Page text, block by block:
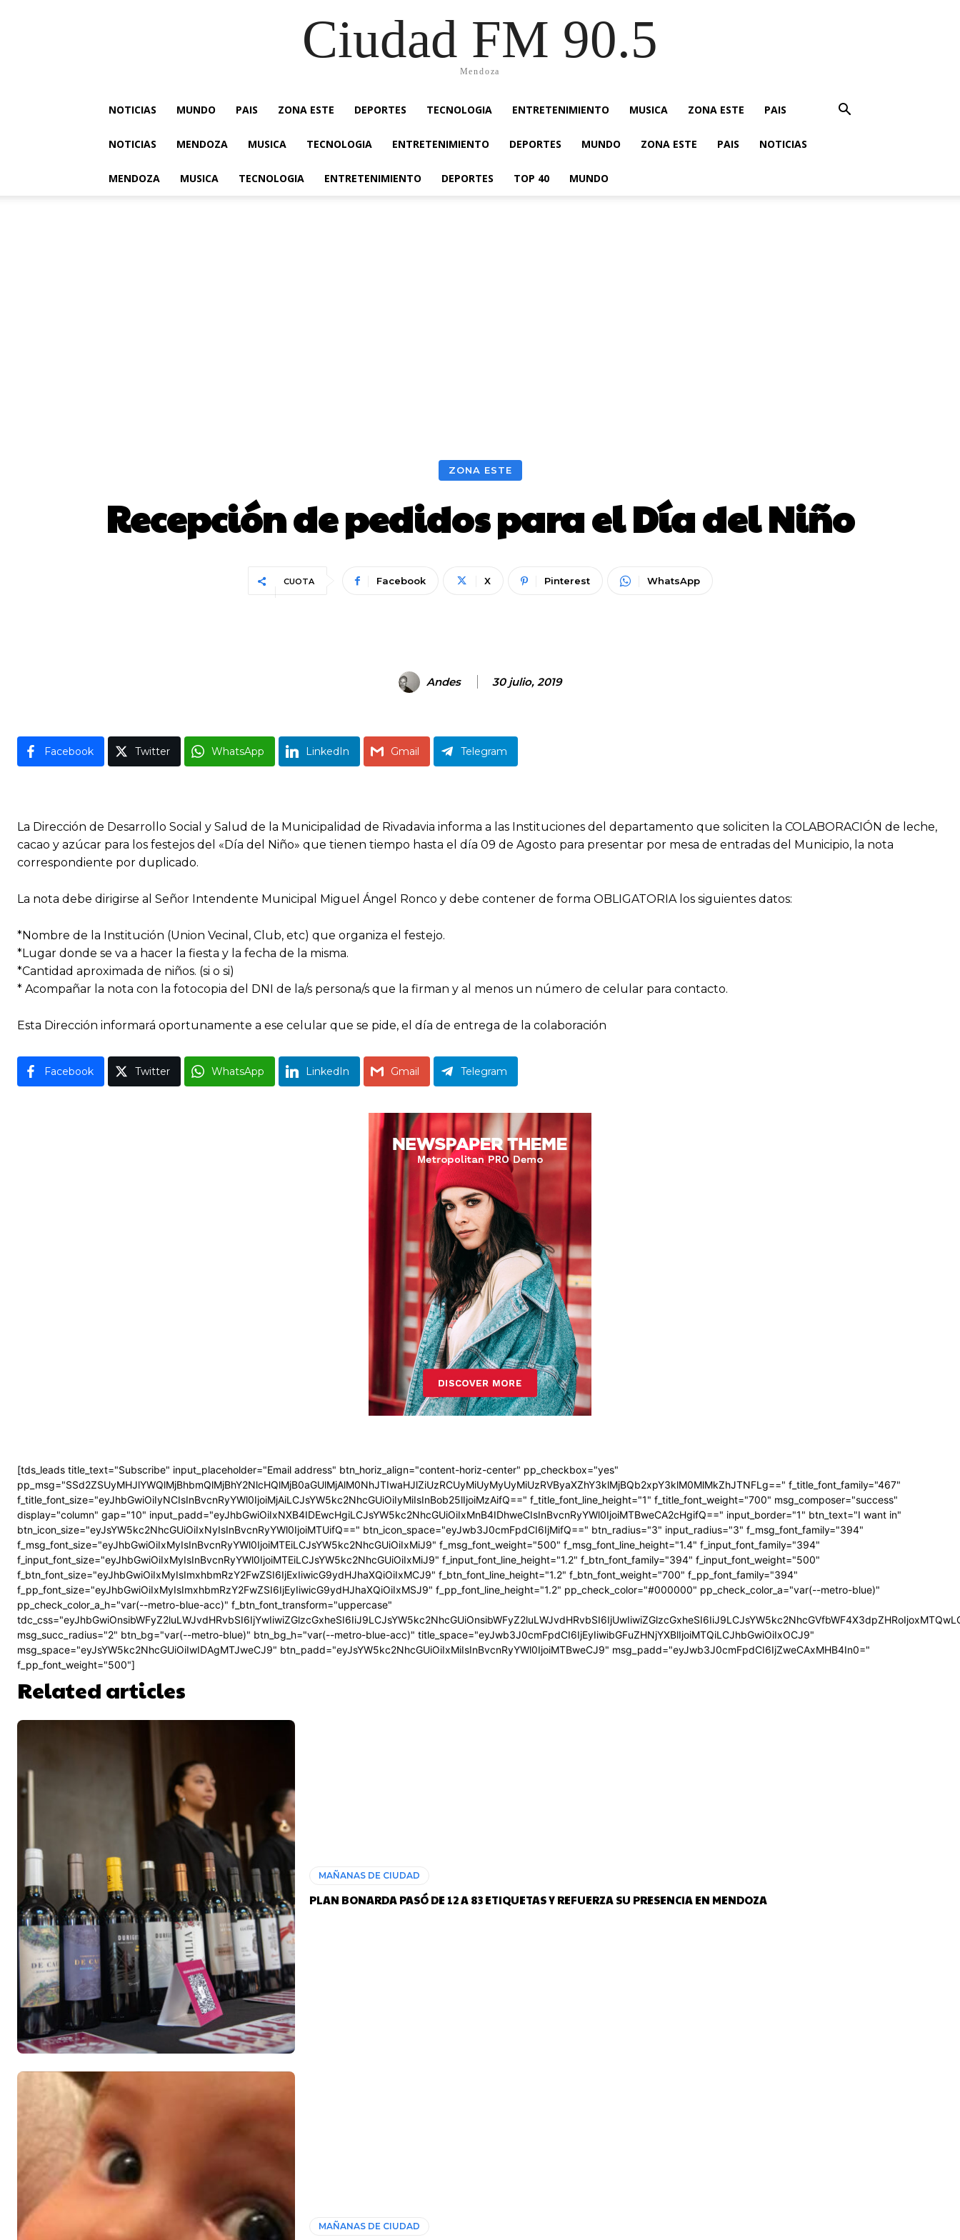
Ciudad FM 90.5
Mendoza
NOTICIAS MUNDO PAIS ZONA ESTE DEPORTES TECNOLOGIA ENTRETENIMIENTO MUSICA ZONA ESTE PAIS
NOTICIAS MENDOZA MUSICA TECNOLOGIA ENTRETENIMIENTO DEPORTES MUNDO ZONA ESTE PAIS NOTICIAS
MENDOZA MUSICA TECNOLOGIA ENTRETENIMIENTO DEPORTES TOP 40 MUNDO
ZONA ESTE
Recepción de pedidos para el Día del Niño
CUOTA Facebook X Pinterest WhatsApp
Andes 30 julio, 2019
Facebook Twitter WhatsApp LinkedIn Gmail Telegram
La Dirección de Desarrollo Social y Salud de la Municipalidad de Rivadavia informa a las Instituciones del departamento que soliciten la COLABORACIÓN de leche,
cacao y azúcar para los festejos del «Día del Niño» que tienen tiempo hasta el día 09 de Agosto para presentar por mesa de entradas del Municipio, la nota
correspondiente por duplicado.
La nota debe dirigirse al Señor Intendente Municipal Miguel Ángel Ronco y debe contener de forma OBLIGATORIA los siguientes datos:
*Nombre de la Institución (Union Vecinal, Club, etc) que organiza el festejo.
*Lugar donde se va a hacer la fiesta y la fecha de la misma.
*Cantidad aproximada de niños. (si o si)
* Acompañar la nota con la fotocopia del DNI de la/s persona/s que la firman y al menos un número de celular para contacto.
Esta Dirección informará oportunamente a ese celular que se pide, el día de entrega de la colaboración
Facebook Twitter WhatsApp LinkedIn Gmail Telegram
[tds_leads title_text="Subscribe" input_placeholder="Email address" btn_horiz_align="content-horiz-center" pp_checkbox="yes"
pp_msg="SSd2ZSUyMHJlYWQlMjBhbmQlMjBhY2NlcHQlMjB0aGUlMjAlM0NhJTIwaHJlZiUzRCUyMiUyMyUyMiUzRVByaXZhY3klMjBQb2xpY3klM0MlMkZhJTNFLg==" f_title_font_family="467"
f_title_font_size="eyJhbGwiOiIyNCIsInBvcnRyYWl0IjoiMjAiLCJsYW5kc2NhcGUiOiIyMiIsInBob25lIjoiMzAifQ==" f_title_font_line_height="1" f_title_font_weight="700" msg_composer="success"
display="column" gap="10" input_padd="eyJhbGwiOiIxNXB4IDEwcHgiLCJsYW5kc2NhcGUiOiIxMnB4IDhweCIsInBvcnRyYWl0IjoiMTBweCA2cHgifQ==" input_border="1" btn_text="I want in"
btn_icon_size="eyJsYW5kc2NhcGUiOiIxNyIsInBvcnRyYWl0IjoiMTUifQ==" btn_icon_space="eyJwb3J0cmFpdCI6IjMifQ==" btn_radius="3" input_radius="3" f_msg_font_family="394"
f_msg_font_size="eyJhbGwiOiIxMyIsInBvcnRyYWl0IjoiMTEiLCJsYW5kc2NhcGUiOiIxMiJ9" f_msg_font_weight="500" f_msg_font_line_height="1.4" f_input_font_family="394"
f_input_font_size="eyJhbGwiOiIxMyIsInBvcnRyYWl0IjoiMTEiLCJsYW5kc2NhcGUiOiIxMiJ9" f_input_font_line_height="1.2" f_btn_font_family="394" f_input_font_weight="500"
f_btn_font_size="eyJhbGwiOiIxMyIsImxhbmRzY2FwZSI6IjExIiwicG9ydHJhaXQiOiIxMCJ9" f_btn_font_line_height="1.2" f_btn_font_weight="700" f_pp_font_family="394"
f_pp_font_size="eyJhbGwiOiIxMyIsImxhbmRzY2FwZSI6IjEyIiwicG9ydHJhaXQiOiIxMSJ9" f_pp_font_line_height="1.2" pp_check_color="#000000" pp_check_color_a="var(--metro-blue)"
pp_check_color_a_h="var(--metro-blue-acc)" f_btn_font_transform="uppercase"
msg_succ_radius="2" btn_bg="var(--metro-blue)" btn_bg_h="var(--metro-blue-acc)" title_space="eyJwb3J0cmFpdCI6IjEyIiwibGFuZHNjYXBlIjoiMTQiLCJhbGwiOiIxOCJ9"
msg_space="eyJsYW5kc2NhcGUiOiIwIDAgMTJweCJ9" btn_padd="eyJsYW5kc2NhcGUiOiIxMiIsInBvcnRyYWl0IjoiMTBweCJ9" msg_padd="eyJwb3J0cmFpdCI6IjZweCAxMHB4In0="
f_pp_font_weight="500"]
Related articles
MAÑANAS DE CIUDAD
PLAN BONARDA PASÓ DE 12 A 83 ETIQUETAS Y REFUERZA SU PRESENCIA EN MENDOZA
MAÑANAS DE CIUDAD